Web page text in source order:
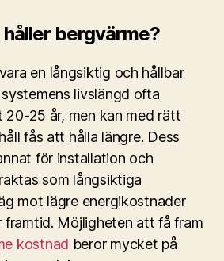
håller bergvärme?
en långsiktig och hållbar
livslängd ofta
20-25 år, men kan med rätt
fås att hålla längre. Dess
för installation och
som långsiktiga
mot lägre energikostnader
framtid. Möjligheten att få fram
kostnad beror mycket på